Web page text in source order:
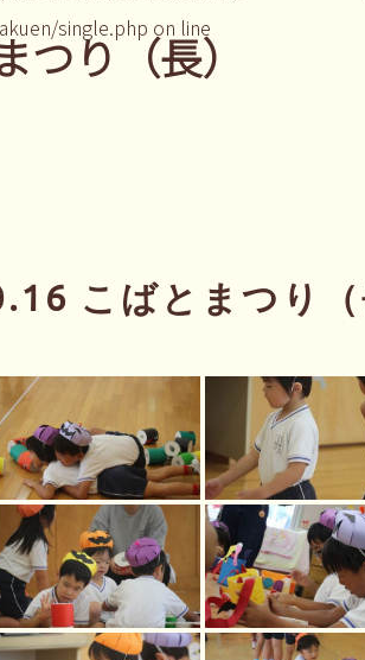
single.php on line
つり（長）
こばとまつり（